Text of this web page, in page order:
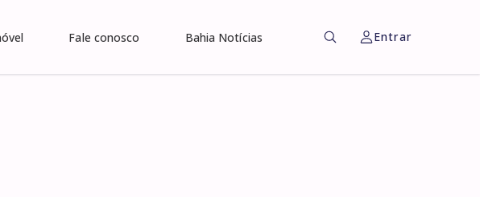
Fale conosco Bahia Notícias Entrar